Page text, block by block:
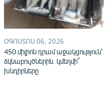
ՕԳՈՍՏՈՍ 06, 2026
450 միլիոն դրամ աջակցություն՝
ձկնաբույծներին. կմեղմի՞
խնդիրները